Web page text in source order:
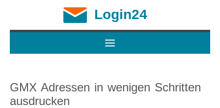
Login24
GMX Adressen in wenigen Schritten
ausdrucken